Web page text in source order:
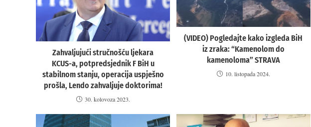
Zahvaljujući stručnošću ljekara
KCUS-a, potpredsjednik F BiH u
stabilnom stanju, operacija uspješno
prošla, Lendo zahvaljuje doktorima!
30. kolovoza 2023.
(VIDEO) Pogledajte kako izgleda BiH
iz zraka: “Kamenolom do
kamenoloma” STRAVA
10. listopada 2024.